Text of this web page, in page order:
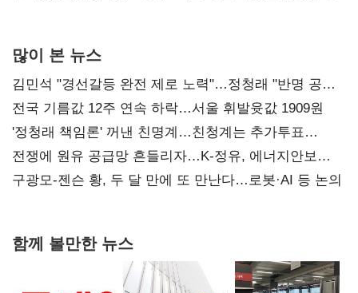
많이 본 뉴스
김민석 "경선갈등 완전 제로 노력"…정청래 "반명 공세
사과부터"
전국 기름값 12주 연속 하락…서울 휘발윳값 1909원
'정청래 책임론' 꺼낸 친명계…친청계는 추가투표
때리기
전쟁에 원유 공급망 흔들리자…K-정유, 에너지안보
핵심으로 재부상
구광모-젠슨 황, 두 달 만에 또 만난다…로봇·AI 등 논의
함께 볼만한 뉴스